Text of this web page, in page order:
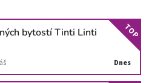
bytostí Tinti Linti
Dnes
TOP